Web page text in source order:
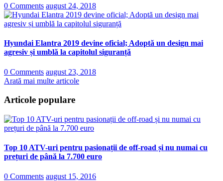
0 Comments august 24, 2018
Hyundai Elantra 2019 devine oficial; Adoptă un design mai
agresiv și umblă la capitolul siguranță
0 Comments august 23, 2018
Arată mai multe articole
Articole populare
Top 10 ATV-uri pentru pasionații de off-road și nu numai cu
prețuri de până la 7.700 euro
0 Comments august 15, 2016